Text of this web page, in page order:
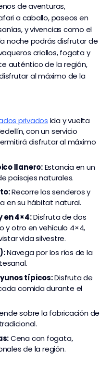
de aventuras,
a caballo, paseos en
y vivencias como el
noche podrás disfrutar de
criollos, fogata y
auténtico de la región,
al máximo de la
privados Ida y vuelta
con un servicio
disfrutar al máximo
llanero:Estancia en un
paisajes naturales.
Recorre los senderos y
en su hábitat natural.
en 4×4:Disfruta de dos
y otro en vehículo 4×4,
vida silvestre.
Navega por los ríos de la
típicos:Disfruta de
comida durante el
sobre la fabricación de
Cena con fogata,
de la región.